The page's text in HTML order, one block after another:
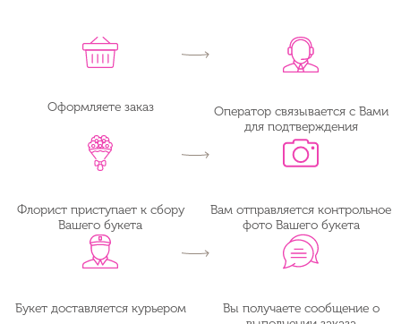
Оформляете заказ
Оператор связывается с Вами
для подтверждения
Флорист приступает к сбору
Вашего букета
Вам отправляется контрольное
фото Вашего букета
Букет доставляется курьером
Вы получаете сообщение о